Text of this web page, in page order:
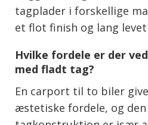
tagplader i forskellige
et flot finish og lang
Hvilke fordele er der
med fladt tag?
En carport til to biler
æstetiske fordele, og den